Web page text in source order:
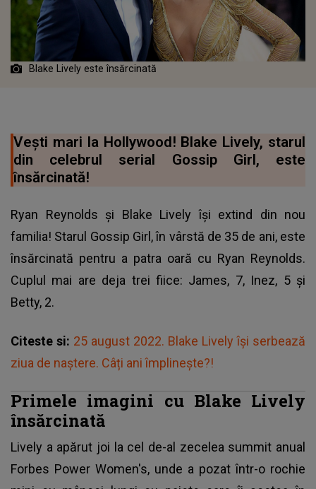
Blake Lively este însărcinată
Vești mari la Hollywood! Blake Lively, starul
din celebrul serial Gossip Girl, este
însărcinată!
Ryan Reynolds și Blake Lively își extind din nou
familia! Starul Gossip Girl, în vârstă de 35 de ani, este
însărcinată pentru a patra oară cu Ryan Reynolds.
Cuplul mai are deja trei fiice: James, 7, Inez, 5 și
Betty, 2.
Citeste si: 25 august 2022. Blake Lively își serbează
ziua de naștere. Câți ani împlinește?!
Primele imagini cu Blake Lively
însărcinată
Lively a apărut joi la cel de-al zecelea summit anual
Forbes Power Women's, unde a pozat într-o rochie